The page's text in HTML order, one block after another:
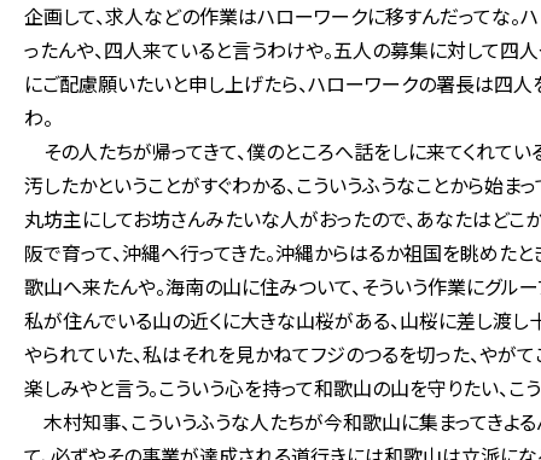
企画して、求人などの作業はハローワークに移すんだってな。
ったんや、四人来ていると言うわけや。五人の募集に対して四
にご配慮願いたいと申し上げたら、ハローワークの署長は四
わ。
その人たちが帰ってきて、僕のところへ話をしに来てくれて
汚したかということがすぐわかる、こういうふうなことから始ま
丸坊主にしてお坊さんみたいな人がおったので、あなたはどこ
阪で育って、沖縄へ行ってきた。沖縄からはるか祖国を眺めた
歌山へ来たんや。海南の山に住みついて、そういう作業にグル
私が住んでいる山の近くに大きな山桜がある、山桜に差し渡
やられていた、私はそれを見かねてフジのつるを切った、やが
楽しみやと言う。こういう心を持って和歌山の山を守りたい、こ
木村知事、こういうふうな人たちが今和歌山に集まってきよ